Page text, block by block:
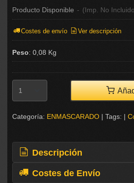
Producto Disponible - (Imp. No
Costes de envío Ver descripción
Peso: 0,08 Kg
Categoría: ENMASCARADO | Tags: |
Descripción
Costes de Envío